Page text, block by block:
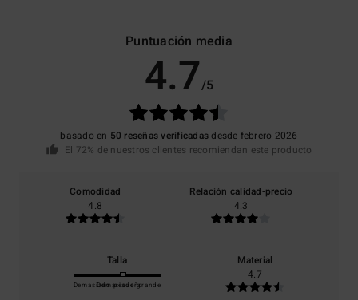
Puntuación media
4.7/5
basado en 50 reseñas verificadasdesde febrero 2026
El 72% de nuestros clientes recomiendan este producto
Comodidad
4.8
Relación calidad-precio
4.3
Talla
Demasiado pequeño
Demasiado grande
Material
4.7